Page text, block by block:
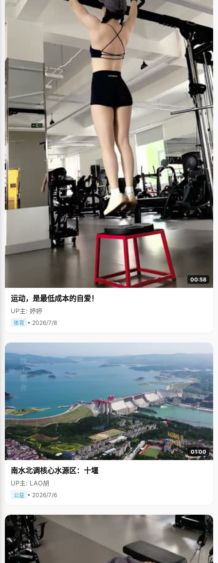
00:58
运动，是最低成本的自爱！
UP主: 婷婷
体育 • 2026/7/8
01:00
南水北调核心水源区：十堰
UP主: LAO胡
公益 • 2026/7/6